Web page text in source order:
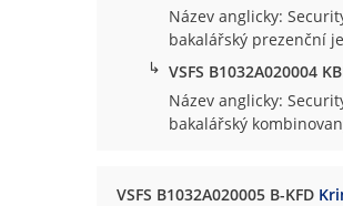
Název anglicky:
bakalářský prezenční
↳ VSFS B1032A020004
Název anglicky:
bakalářský
VSFS B1032A020005 B-KFD